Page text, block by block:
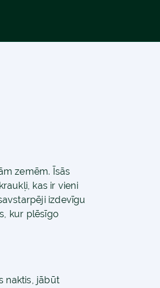
zemēm. Īsās
kas ir vieni
izdevīgu
kur plēsīgo
naktis, jābūt